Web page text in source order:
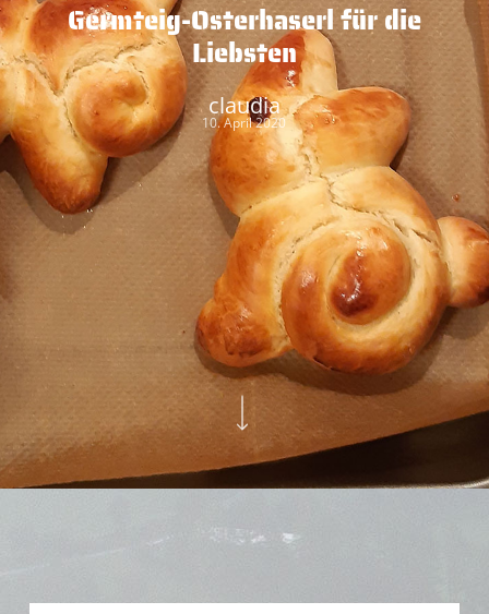
Germteig-Osterhaserl für die
Liebsten
claudia
10. April 2020